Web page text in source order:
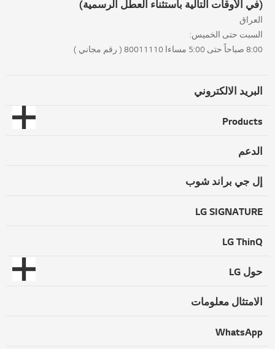
(في الأوقات التالية باستثناء العطل الرسمية)
العراق
السبت حتى الخميس:
8:00 صباحاً حتى 5:00 مساءا 80011110 ( رقم مجاني )
البريد الالكتروني
Products
الدعم
إل جي براند شوب
LG SIGNATURE
LG ThinQ
حول LG
الامتثال معلومات
WhatsApp